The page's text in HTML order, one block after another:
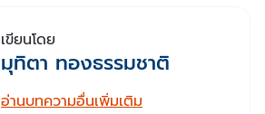
เขียนโดย
มุทิตา ทองธรรมชาติ
อ่านบทความอื่นเพิ่มเติม